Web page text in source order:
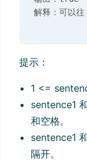
提示：
1 <=
sentence1
和空格。
sentence1
隔开。